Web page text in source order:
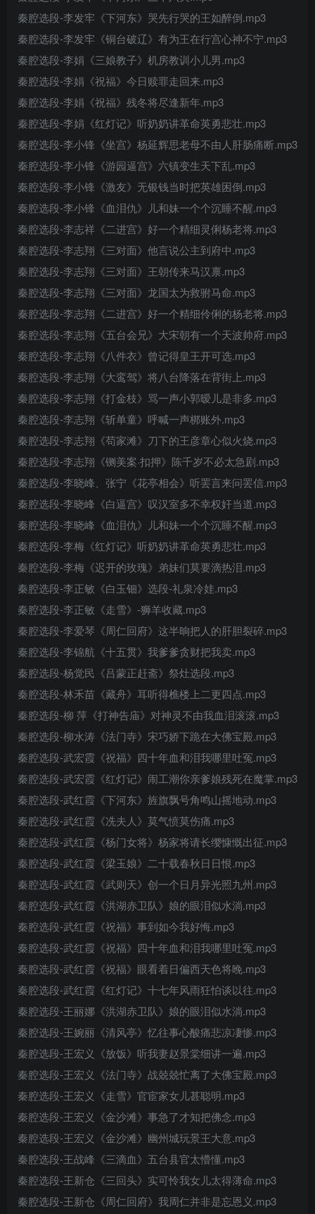
秦腔选段-李发牢《下河东》哭先行哭的王如醉倒.mp3
秦腔选段-李发牢《铜台破辽》有为王在行宫心神不宁.mp3
秦腔选段-李娟《三娘教子》机房教训小儿男.mp3
秦腔选段-李娟《祝福》今日赎罪走回来.mp3
秦腔选段-李娟《祝福》残冬将尽逢新年.mp3
秦腔选段-李娟《红灯记》听奶奶讲革命英勇悲壮.mp3
秦腔选段-李小锋《坐宫》杨延辉思老母不由人肝肠痛断.mp3
秦腔选段-李小锋《游园逼宫》六镇变生天下乱.mp3
秦腔选段-李小锋《激友》无银钱当时把英雄困倒.mp3
秦腔选段-李小锋《血泪仇》儿和妹一个个沉睡不醒.mp3
秦腔选段-李志祥《二进宫》好一个精细灵俐杨老将.mp3
秦腔选段-李志翔《三对面》他言说公主到府中.mp3
秦腔选段-李志翔《三对面》王朝传来马汉禀.mp3
秦腔选段-李志翔《三对面》龙国太为救驸马命.mp3
秦腔选段-李志翔《二进宫》好一个精细伶俐的杨老将.mp3
秦腔选段-李志翔《五台会兄》大宋朝有一个天波帅府.mp3
秦腔选段-李志翔《八件衣》曾记得皇王开可选.mp3
秦腔选段-李志翔《大鸾驾》将八台降落在背街上.mp3
秦腔选段-李志翔《打金枝》骂一声小郭暧儿是非多.mp3
秦腔选段-李志翔《斩单童》呼喊一声梆账外.mp3
秦腔选段-李志翔《苟家滩》刀下的王彦章心似火烧.mp3
秦腔选段-李志翔《铡美案·扣押》陈千岁不必太急剧.mp3
秦腔选段-李晓峰、张宁《花亭相会》听罢言来问罢信.mp3
秦腔选段-李晓峰《白逼宫》叹汉室多不幸权奸当道.mp3
秦腔选段-李晓峰《血泪仇》儿和妹一个个沉睡不醒.mp3
秦腔选段-李梅《红灯记》听奶奶讲革命英勇悲壮.mp3
秦腔选段-李梅《迟开的玫瑰》弟妹们莫要滴热泪.mp3
秦腔选段-李正敏《白玉钿》选段-礼泉冷娃.mp3
秦腔选段-李正敏《走雪》-狮羊收藏.mp3
秦腔选段-李爱琴《周仁回府》这半晌把人的肝胆裂碎.mp3
秦腔选段-李锦航《十五贯》我爹爹贪财把我卖.mp3
秦腔选段-杨觉民《吕蒙正赶斋》祭灶选段.mp3
秦腔选段-林禾苗《藏舟》耳听得樵楼上二更四点.mp3
秦腔选段-柳 萍《打神告庙》对神灵不由我血泪滚滚.mp3
秦腔选段-柳水涛《法门寺》宋巧娇下跪在大佛宝殿.mp3
秦腔选段-武宏霞《祝福》四十年血和泪我哪里吐冤.mp3
秦腔选段-武宏霞《红灯记》闹工潮你亲爹娘残死在魔掌.mp3
秦腔选段-武红霞《下河东》旌旗飘号角鸣山摇地动.mp3
秦腔选段-武红霞《冼夫人》莫气愤莫伤痛.mp3
秦腔选段-武红霞《杨门女将》杨家将请长缨慷慨出征.mp3
秦腔选段-武红霞《梁玉娘》二十载春秋日日恨.mp3
秦腔选段-武红霞《武则天》创一个日月异光照九州.mp3
秦腔选段-武红霞《洪湖赤卫队》娘的眼泪似水淌.mp3
秦腔选段-武红霞《祝福》事到如今我好悔.mp3
秦腔选段-武红霞《祝福》四十年血和泪我哪里吐冤.mp3
秦腔选段-武红霞《祝福》眼看着日偏西天色将晚.mp3
秦腔选段-武红霞《红灯记》十七年风雨狂怕谈以往.mp3
秦腔选段-王丽娜《洪湖赤卫队》娘的眼泪似水淌.mp3
秦腔选段-王婉丽《清风亭》忆往事心酸痛悲凉凄惨.mp3
秦腔选段-王宏义《放饭》听我妻赵景棠细讲一遍.mp3
秦腔选段-王宏义《法门寺》战兢兢忙离了大佛宝殿.mp3
秦腔选段-王宏义《走雪》官宦家女儿甚聪明.mp3
秦腔选段-王宏义《金沙滩》事急了才知把佛念.mp3
秦腔选段-王宏义《金沙滩》幽州城玩景王大意.mp3
秦腔选段-王战峰《三滴血》五台县官太懵懂.mp3
秦腔选段-王新仓《三回头》实可怜我女儿太得薄命.mp3
秦腔选段-王新仓《周仁回府》我周仁并非是忘恩义.mp3